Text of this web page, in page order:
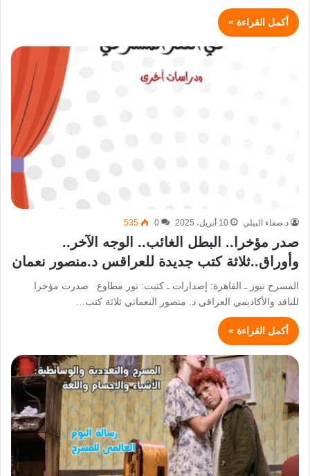
أكمل القراءة »
د.صفاء البيلي 10 أبريل، 2025 0
535
صدر مؤخرا.. البطل الغائب.. الوجه الآخر..
وأوراق..ثلاثة كتب جديدة للعراقس د.منصور نعمان
المسرح نيوز ـ القاهرة: إصدارات ـ كتبت: نور مطاوع صدرت مؤخرا
للناقد والأكاديمي العراقي د. منصور النعماني ثلاثة كتب…
أكمل القراءة »